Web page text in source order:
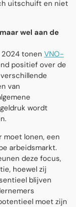
uitschuift en niet
wel aan de
tonen VNO-
positief over de
van
wordt
moet lonen, een
arbeidsmarkt.
deze focus,
hoewel zij
blijven
moet zijn